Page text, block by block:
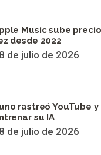
Music sube
desde 2022
de julio de 2026
rastreó YouTube
su IA
de julio de 2026